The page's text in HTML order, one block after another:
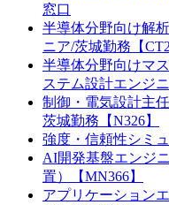
窓口
半導体分野向け解
ニア/茨城勤務【
半導体分野向けマ
ステム設計エンジ
制御・電気設計主
茨城勤務【N326】
強度・信頼性シミ
AI開発基盤エンジ
置）【MN366】
アプリケーション